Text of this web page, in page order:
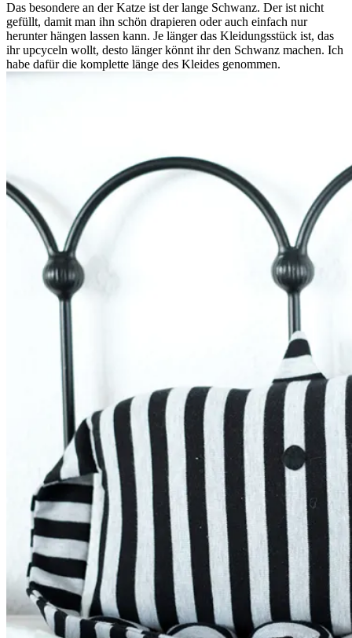
Das besondere an der Katze ist der lange Schwanz. Der ist nicht
gefüllt, damit man ihn schön drapieren oder auch einfach nur
herunter hängen lassen kann. Je länger das Kleidungsstück ist, das
ihr upcyceln wollt, desto länger könnt ihr den Schwanz machen. Ich
habe dafür die komplette länge des Kleides genommen.